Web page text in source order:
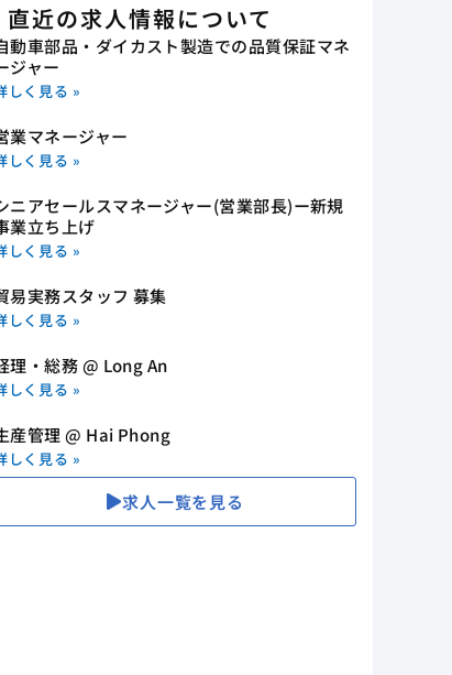
直近の求人情報について
動車部品・ダイカスト製造での品質保証マネ
ジャー
しく見る »
業マネージャー
しく見る »
ニアセールスマネージャー(営業部長)ー新規
業立ち上げ
しく見る »
易実務スタッフ 募集
しく見る »
理・総務 @ Long An
しく見る »
産管理 @ Hai Phong
しく見る »
求人一覧を見る